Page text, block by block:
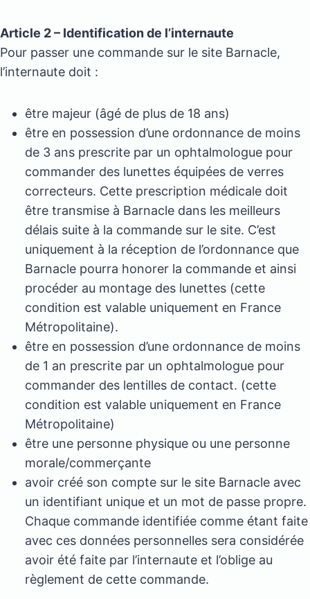
Article 2 – Identification de l’internaute
Pour passer une commande sur le site Barnacle,
l’internaute doit :
être majeur (âgé de plus de 18 ans)
être en possession d’une ordonnance de moins
de 3 ans prescrite par un ophtalmologue pour
commander des lunettes équipées de verres
correcteurs. Cette prescription médicale doit
être transmise à Barnacle dans les meilleurs
délais suite à la commande sur le site. C’est
uniquement à la réception de l’ordonnance que
Barnacle pourra honorer la commande et ainsi
procéder au montage des lunettes (cette
condition est valable uniquement en France
Métropolitaine).
être en possession d’une ordonnance de moins
de 1 an prescrite par un ophtalmologue pour
commander des lentilles de contact. (cette
condition est valable uniquement en France
Métropolitaine)
être une personne physique ou une personne
morale/commerçante
avoir créé son compte sur le site Barnacle avec
un identifiant unique et un mot de passe propre.
Chaque commande identifiée comme étant faite
avec ces données personnelles sera considérée
avoir été faite par l’internaute et l’oblige au
règlement de cette commande.